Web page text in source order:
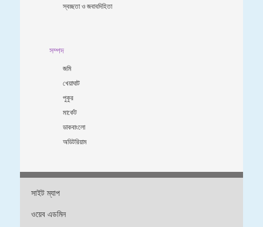
স্বচ্ছতা ও জবাবদিহিতা
সম্পদ
জমি
খেয়াঘাট
পুকুর
মার্কেট
ডাকবাংলো
অডিটরিয়াম
সাইট ম্যাপ
ওয়েব এডমিন